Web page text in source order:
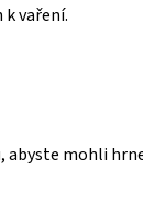
vaření.
abyste mohli